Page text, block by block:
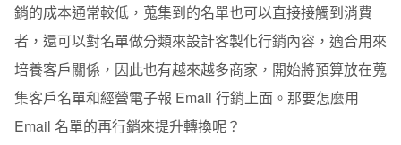
銷的成本通常較低，蒐集到的名單也可以直接接觸到消費
者，還可以對名單做分類來設計客製化行銷內容，適合用來
培養客戶關係，因此也有越來越多商家，開始將預算放在蒐
集客戶名單和經營電子報 Email 行銷上面。那要怎麼用
Email 名單的再行銷來提升轉換呢？